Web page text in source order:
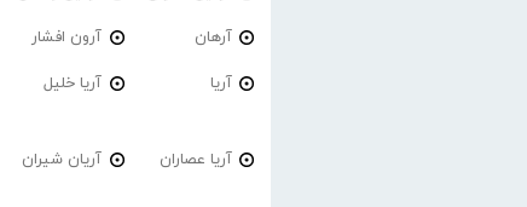
آرهان آرون افشار
آریا آریا خلیل
آریا عصاران آریان شیران